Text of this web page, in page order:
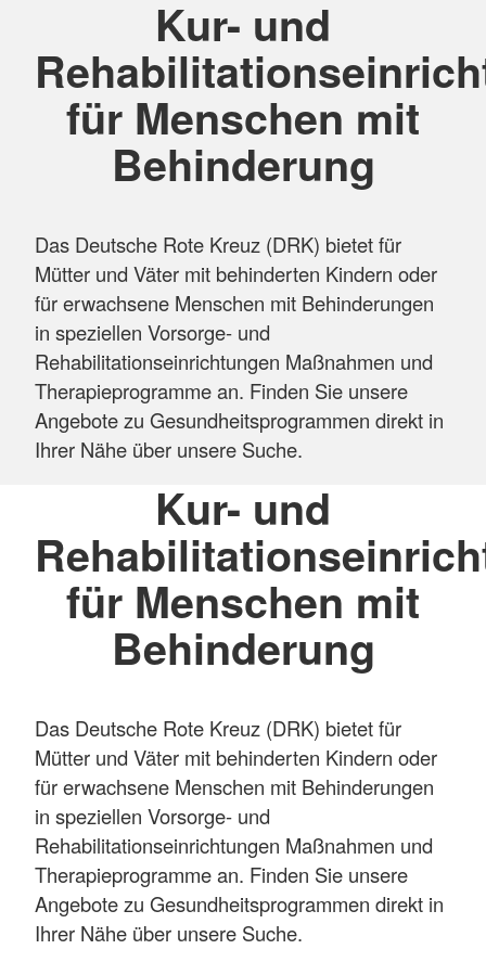
Kur- und
für Menschen mit
Behinderung
Das Deutsche Rote Kreuz (DRK) bietet für
Mütter und Väter mit behinderten Kindern oder
für erwachsene Menschen mit Behinderungen
in speziellen Vorsorge- und
Rehabilitationseinrichtungen Maßnahmen und
Therapieprogramme an. Finden Sie unsere
Angebote zu Gesundheitsprogrammen direkt in
Ihrer Nähe über unsere Suche.
Kur- und
für Menschen mit
Behinderung
Das Deutsche Rote Kreuz (DRK) bietet für
Mütter und Väter mit behinderten Kindern oder
für erwachsene Menschen mit Behinderungen
in speziellen Vorsorge- und
Rehabilitationseinrichtungen Maßnahmen und
Therapieprogramme an. Finden Sie unsere
Angebote zu Gesundheitsprogrammen direkt in
Ihrer Nähe über unsere Suche.